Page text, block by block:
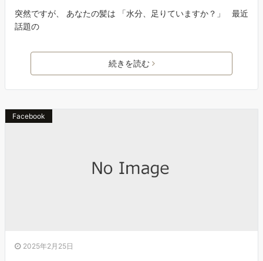
突然ですが、 あなたの髪は 「水分、足りていますか？」 最近
話題の
続きを読む
Facebook
2025年2月25日